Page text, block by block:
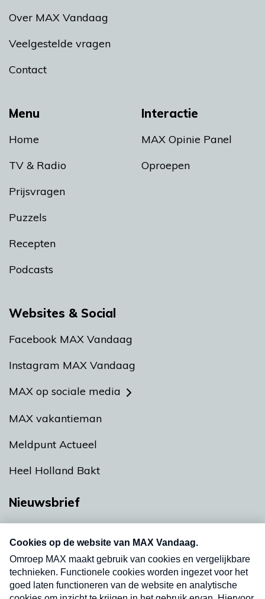
Menu
Home
TV & Radio
Prijsvragen
Puzzels
Recepten
Podcasts
Interactie
MAX Opinie Panel
Oproepen
Over MAX Vandaag
Veelgestelde vragen
Contact
Websites & Social
Facebook MAX Vandaag
Instagram MAX Vandaag
MAX op sociale media
MAX vakantieman
Meldpunt Actueel
Heel Holland Bakt
Nieuwsbrief
nieuwsbrief. Elke vrijdag- en dinsdagochtend in
uw mailbox.
Verzend